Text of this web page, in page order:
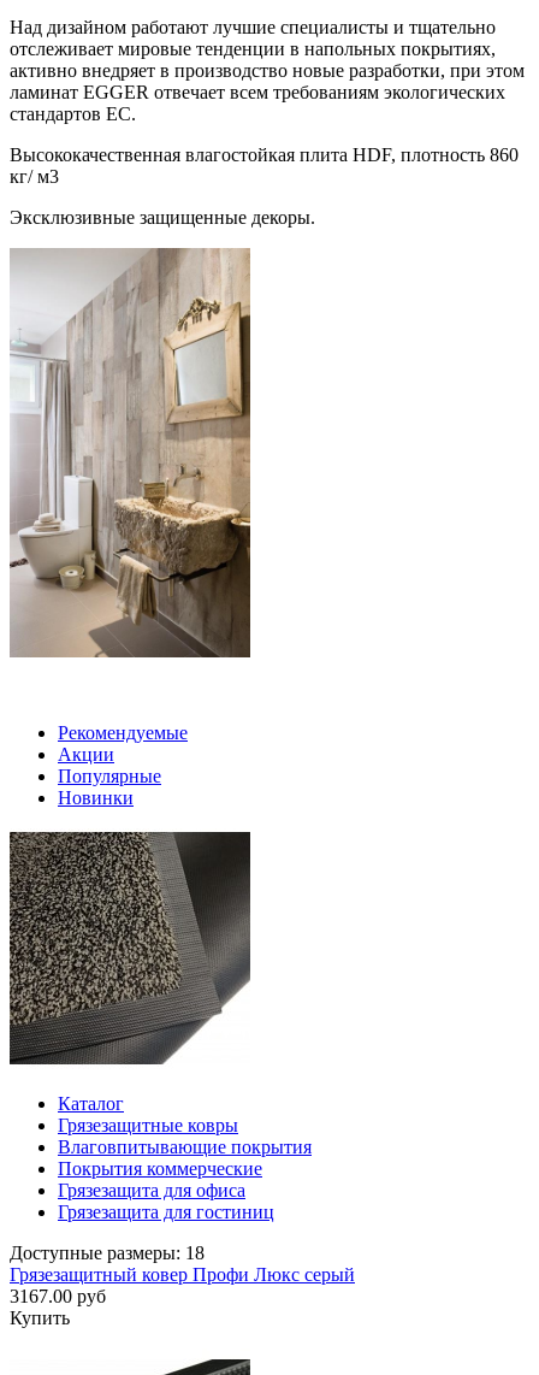
Над дизайном работают лучшие специалисты и тщательно
отслеживает мировые тенденции в напольных покрытиях,
активно внедряет в производство новые разработки, при этом
ламинат EGGER отвечает всем требованиям экологических
стандартов ЕС.
Высококачественная влагостойкая плита HDF, плотность 860
кг/ м3
Эксклюзивные защищенные декоры.
Рекомендуемые
Акции
Популярные
Новинки
Каталог
Грязезащитные ковры
Влаговпитывающие покрытия
Покрытия коммерческие
Грязезащита для офиса
Грязезащита для гостиниц
Доступные размеры: 18
Грязезащитный ковер Профи Люкс серый
3167.00 руб
Купить